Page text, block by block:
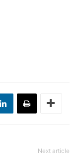
Next article